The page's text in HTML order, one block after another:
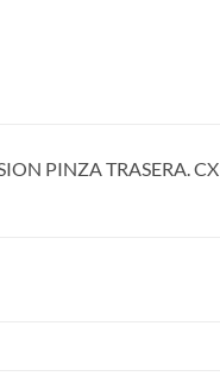
PINZA TRASERA. CX